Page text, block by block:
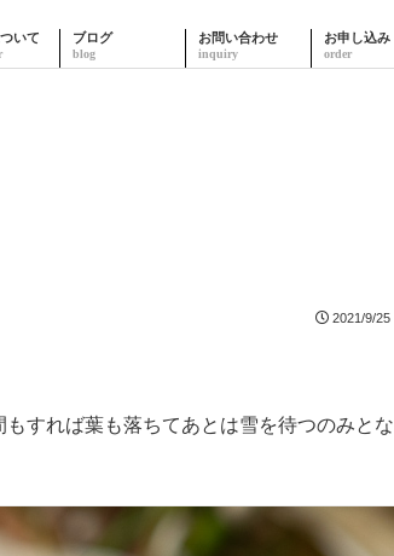
いて ブログ お問い合わせ お申し込み
2021/9/25
すれば葉も落ちてあとは雪を待つのみとな